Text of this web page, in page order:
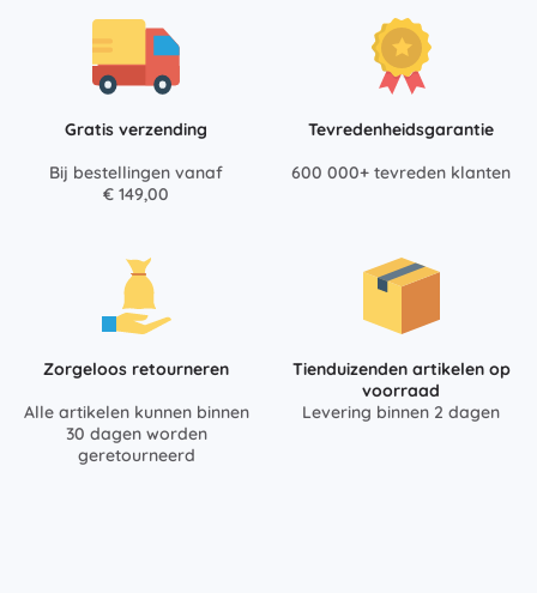
Gratis verzending
Bij bestellingen vanaf
€ 149,00
Tevredenheidsgarantie
600 000+ tevreden klanten
Zorgeloos retourneren
Alle artikelen kunnen binnen
30 dagen worden
geretourneerd
Tienduizenden artikelen op
voorraad
Levering binnen 2 dagen